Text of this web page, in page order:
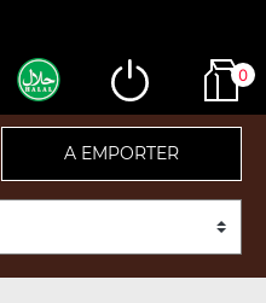
0
A EMPORTER